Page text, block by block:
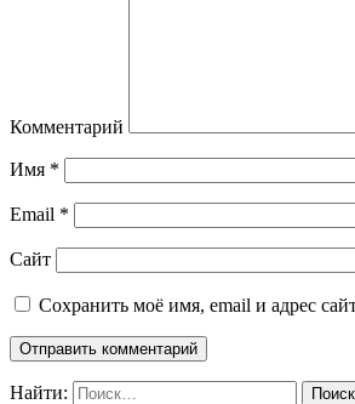
Комментарий
Имя *
Email *
Сайт
Сохранить моё имя, email и адрес
Найти: